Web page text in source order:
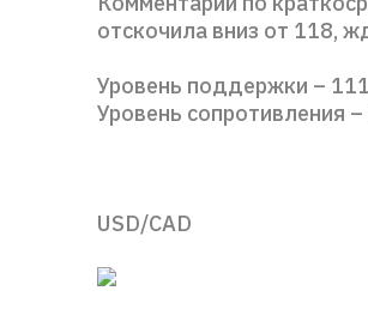
отскочила вниз от 118,
Уровень поддержки –
Уровень сопротивления
USD/CAD